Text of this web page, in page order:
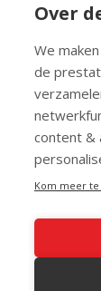
Over
We
de
content &
Kom meer te
Bibliotheek
Info en
FAQ
Doneren
Privacy
Voorwaarden
Meedoen
© 2026
copyright.